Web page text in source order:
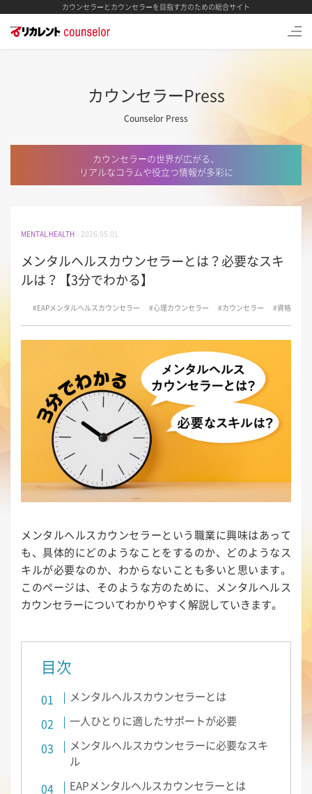
カウンセラーとカウンセラーを目指す方のための総合サイト
カウンセラーPress
Counselor Press
カウンセラーの世界が広がる、
リアルなコラムや役立つ情報が多彩に
MENTAL HEALTH - 2026.05.01
メンタルヘルスカウンセラーとは？必要なスキ
ルは？【3分でわかる】
#EAPメンタルヘルスカウンセラー #心理カウンセラー #カウンセラー #資格
メンタルヘルスカウンセラーという職業に興味はあって
も、具体的にどのようなことをするのか、どのようなス
キルが必要なのか、わからないことも多いと思います。
このページは、そのような方のために、メンタルヘルス
カウンセラーについてわかりやすく解説していきます。
目次
メンタルヘルスカウンセラーとは
一人ひとりに適したサポートが必要
メンタルヘルスカウンセラーに必要なスキ
ル
EAPメンタルヘルスカウンセラーとは